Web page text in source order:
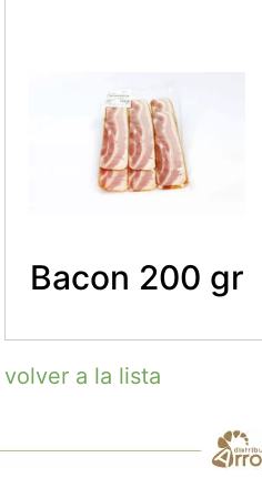
Bacon 200 gr
volver a la lista